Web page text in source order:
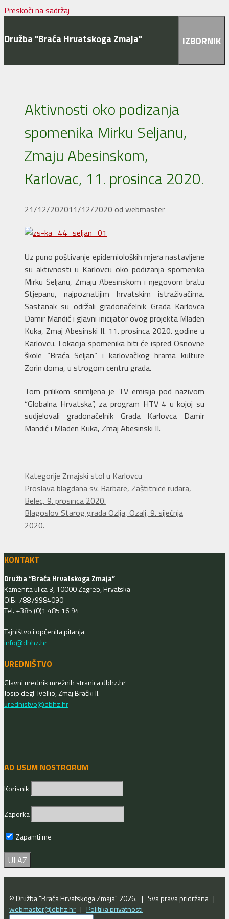
Preskoči na sadržaj
Družba "Braća Hrvatskoga Zmaja" IZBORNIK
Aktivnosti oko podizanja
spomenika Mirku Seljanu,
Zmaju Abesinskom,
Karlovac, 11. prosinca 2020.
21/12/202011/12/2020 od webmaster
Uz puno poštivanje epidemioloških mjera nastavljene
su aktivnosti u Karlovcu oko podizanja spomenika
Mirku Seljanu, Zmaju Abesinskom i njegovom bratu
Stjepanu, najpoznatijim hrvatskim istraživačima.
Sastanak su održali gradonačelnik Grada Karlovca
Damir Mandić i glavni inicijator ovog projekta Mladen
Kuka, Zmaj Abesinski II. 11. prosinca 2020. godine u
Karlovcu. Lokacija spomenika biti će ispred Osnovne
škole “Braća Seljan” i karlovačkog hrama kulture
Zorin doma, u strogom centru grada.
Tom prilikom snimljena je TV emisija pod nazivom
“Globalna Hrvatska”, za program HTV 4 u kojoj su
sudjelovali gradonačelnik Grada Karlovca Damir
Mandić i Mladen Kuka, Zmaj Abesinski II.
Kategorije Zmajski stol u Karlovcu
Proslava blagdana sv. Barbare, Zaštitnice rudara,
Belec, 9. prosinca 2020.
Blagoslov Starog grada Ozlja, Ozalj, 9. siječnja
2020.
KONTAKT
Družba “Braća Hrvatskoga Zmaja”
Kamenita ulica 3, 10000 Zagreb, Hrvatska
OIB: 78879984090
Tel. +385 (0)1 485 16 94
Tajništvo i općenita pitanja
info@dbhz.hr
UREDNIŠTVO
Glavni urednik mrežnih stranica dbhz.hr
Josip degl’ Ivellio, Zmaj Brački II.
urednistvo@dbhz.hr
AD USUM NOSTRORUM
Korisnik
Zaporka
Zapamti me
© Družba "Braća Hrvatskoga Zmaja" 2026. | Sva prava pridržana |
webmaster@dbhz.hr | Politika privatnosti